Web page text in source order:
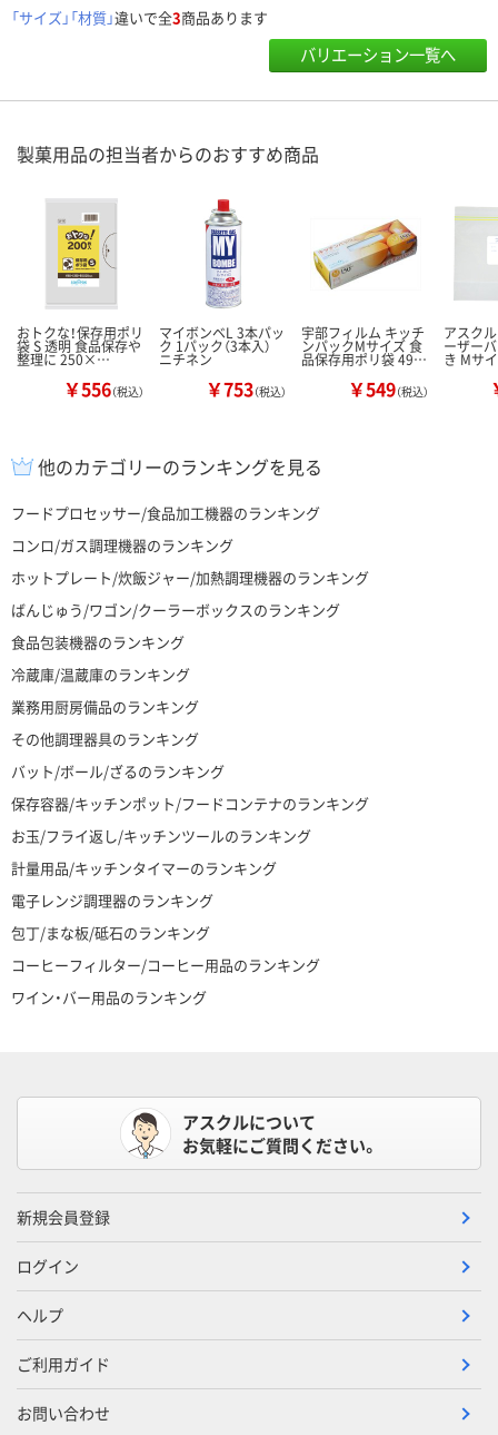
「サイズ」「材質」違いで全3商品あります
バリエーション一覧へ
製菓用品の担当者からのおすすめ商品
おトクな！保存用ポリ
袋 S 透明 食品保存や
整理に 250×…
￥556（税込）
マイボンベL 3本パッ
ク 1パック（3本入）
ニチネン
￥753（税込）
宇部フィルム キッチ
ンパックMサイズ 食
品保存用ポリ袋 49…
￥549（税込）
アスク
ーザー
き Mサ
他のカテゴリーのランキングを見る
フードプロセッサー/食品加工機器のランキング
コンロ/ガス調理機器のランキング
ホットプレート/炊飯ジャー/加熱調理機器のランキング
ばんじゅう/ワゴン/クーラーボックスのランキング
食品包装機器のランキング
冷蔵庫/温蔵庫のランキング
業務用厨房備品のランキング
その他調理器具のランキング
バット/ボール/ざるのランキング
保存容器/キッチンポット/フードコンテナのランキング
お玉/フライ返し/キッチンツールのランキング
計量用品/キッチンタイマーのランキング
電子レンジ調理器のランキング
包丁/まな板/砥石のランキング
コーヒーフィルター/コーヒー用品のランキング
ワイン・バー用品のランキング
アスクルについて
お気軽にご質問ください。
新規会員登録
ログイン
ヘルプ
ご利用ガイド
お問い合わせ